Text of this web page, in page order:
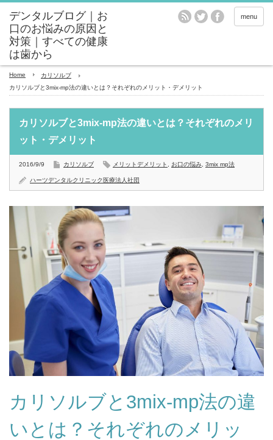
menu
Home
カリソルブ
カリソルブと3mix-mp法の違いとは？それぞれのメリット・デメリット
カリソルブと3mix-mp法の違いとは？それぞれのメリ
ット・デメリット
2016/9/9 カリソルブ メリットデメリット お口の悩み 3mix mp法
ハーツデンタルクリニック医療法人社団
カリソルブと3mix-mp法の違
いとは？それぞれのメリッ